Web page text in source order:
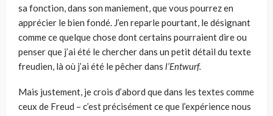
sa fonction, dans son maniement, que vous pourrez en
apprécier le bien fondé. J’en reparle pourtant, le dési­gnant
comme ce quelque chose dont certains pourraient dire ou
penser que j’ai été le chercher dans un petit détail du texte
freudien, là où j’ai été le pêcher dans l’Entwurf.
Mais justement, je crois d’abord que dans les textes comme
ceux de Freud – c’est précisément ce que l’expérience nous